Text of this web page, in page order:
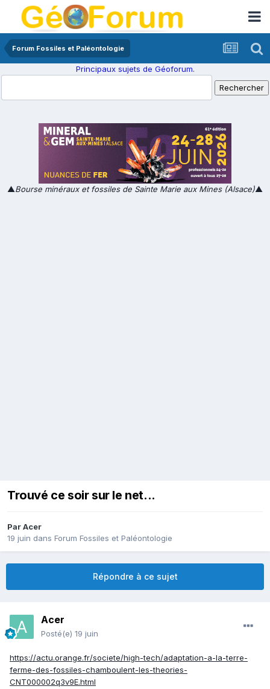
Forum Fossiles et Paléontologie
Principaux sujets de Géoforum.
▲Bourse minéraux et fossiles de Sainte Marie aux Mines (Alsace)▲
Trouvé ce soir sur le net...
ParAcer
19 juin dans Forum Fossiles et Paléontologie
Répondre à ce sujet
Acer
Posté(e) 19 juin
https://actu.orange.fr/societe/high-tech/adaptation-a-la-terre-
ferme-des-fossiles-chamboulent-les-theories-
CNT000002q3v9E.html